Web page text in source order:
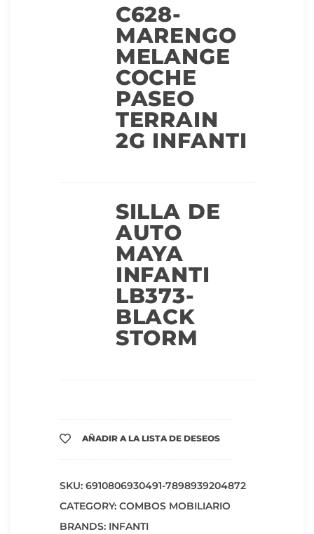
C628-
MARENGO
MELANGE
COCHE
PASEO
TERRAIN
2G INFANTI
SILLA DE
AUTO
MAYA
INFANTI
LB373-
BLACK
STORM
AÑADIR A LA LISTA DE DESEOS
SKU: 6910806930491-7898939204872
CATEGORY: COMBOS MOBILIARIO
BRANDS: INFANTI